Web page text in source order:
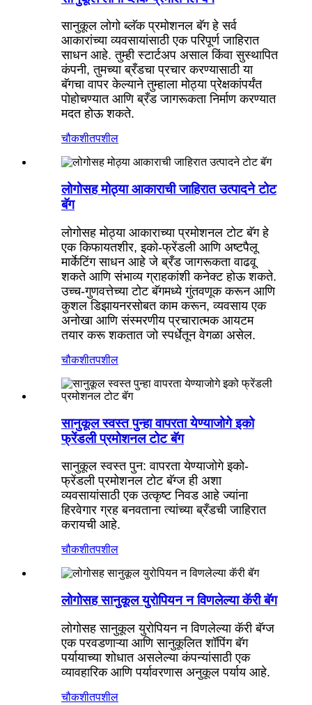
सानुकूल लोगो ब्लॅक प्रमोशनल बॅग हे सर्व
आकारांच्या व्यवसायांसाठी एक परिपूर्ण जाहिरात
साधन आहे. तुम्ही स्टार्टअप असाल किंवा सुस्थापित
कंपनी, तुमच्या ब्रँडचा प्रचार करण्यासाठी या
बॅगचा वापर केल्याने तुम्हाला मोठ्या प्रेक्षकांपर्यंत
पोहोचण्यात आणि ब्रँड जागरूकता निर्माण करण्यात
मदत होऊ शकते.
चौकशीतपशील
लोगोसह मोठ्या आकाराची जाहिरात उत्पादने टोट
बॅग
लोगोसह मोठ्या आकाराच्या प्रमोशनल टोट बॅग हे
एक किफायतशीर, इको-फ्रेंडली आणि अष्टपैलू
मार्केटिंग साधन आहे जे ब्रँड जागरूकता वाढवू
शकते आणि संभाव्य ग्राहकांशी कनेक्ट होऊ शकते.
उच्च-गुणवत्तेच्या टोट बॅगमध्ये गुंतवणूक करून आणि
कुशल डिझायनरसोबत काम करून, व्यवसाय एक
अनोखा आणि संस्मरणीय प्रचारात्मक आयटम
तयार करू शकतात जो स्पर्धेतून वेगळा असेल.
चौकशीतपशील
सानुकूल स्वस्त पुन्हा वापरता येण्याजोगे इको
फ्रेंडली प्रमोशनल टोट बॅग
सानुकूल स्वस्त पुन: वापरता येण्याजोगे इको-
फ्रेंडली प्रमोशनल टोट बॅग्ज ही अशा
व्यवसायांसाठी एक उत्कृष्ट निवड आहे ज्यांना
हिरवेगार ग्रह बनवताना त्यांच्या ब्रँडची जाहिरात
करायची आहे.
चौकशीतपशील
लोगोसह सानुकूल युरोपियन न विणलेल्या कॅरी बॅग
लोगोसह सानुकूल युरोपियन न विणलेल्या कॅरी बॅग्ज
एक परवडणाऱ्या आणि सानुकूलित शॉपिंग बॅग
पर्यायाच्या शोधात असलेल्या कंपन्यांसाठी एक
व्यावहारिक आणि पर्यावरणास अनुकूल पर्याय आहे.
चौकशीतपशील